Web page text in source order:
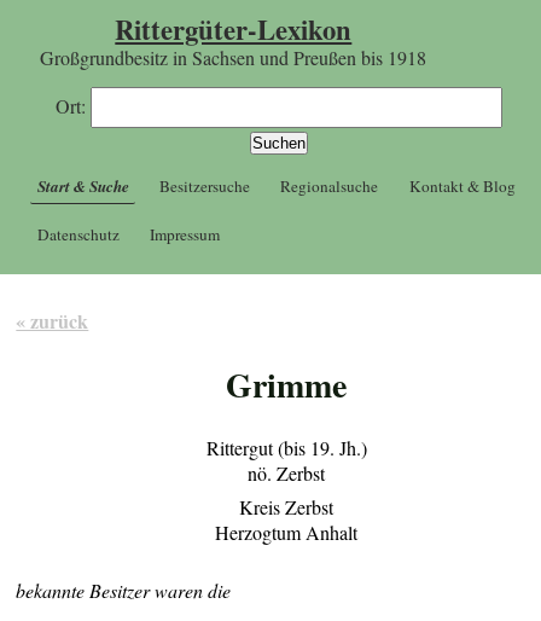
Rittergüter-Lexikon
Großgrundbesitz in Sachsen und Preußen bis 1918
Ort:
Start & Suche Besitzersuche Regionalsuche Kontakt & Blog
Datenschutz Impressum
« zurück
Grimme
Rittergut (bis 19. Jh.)
nö. Zerbst
Kreis Zerbst
Herzogtum Anhalt
bekannte Besitzer waren die